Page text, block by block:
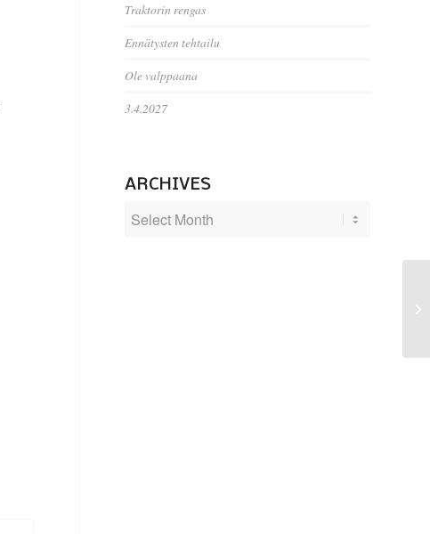
Traktorin rengas
Ennätysten tehtailu
Ole valppaana
3.4.2027
ARCHIVES